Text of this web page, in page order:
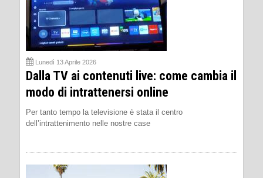
Lunedì 13 Aprile 2026
Dalla TV ai contenuti live: come cambia il
modo di intrattenersi online
Per tanto tempo la televisione è stata il centro
dell’intrattenimento nelle nostre case